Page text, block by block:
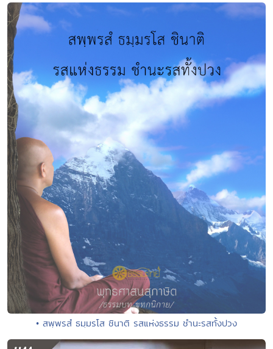
• สพฺพรสํ ธมฺมรโส ชินาติ รสแห่งธรรม ชำนะรสทั้งปวง